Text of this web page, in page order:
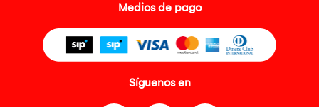
Medios de pago
Síguenos en